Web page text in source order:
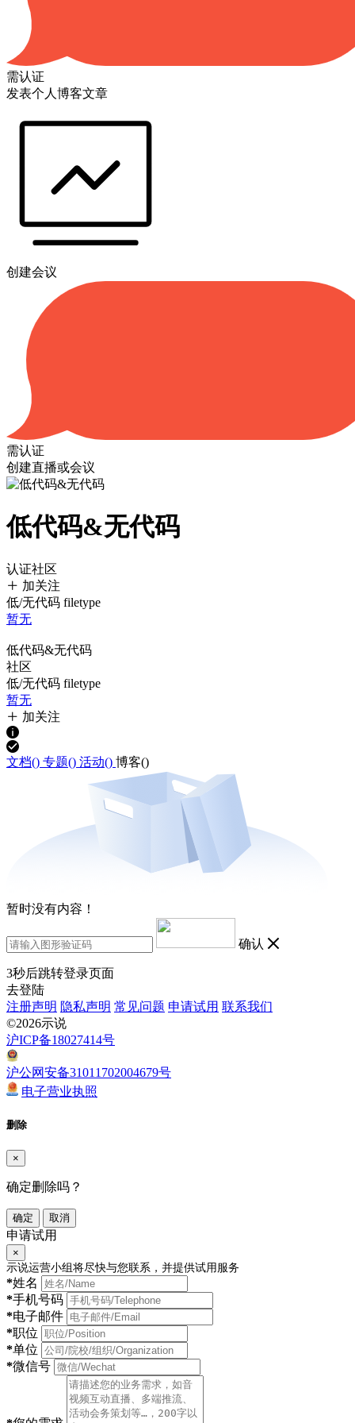
需认证
发表个人博客文章
创建会议
需认证
创建直播或会议
低代码&无代码
认证社区
加关注
低/无代码 filetype
暂无
低代码&无代码
社区
低/无代码 filetype
暂无
加关注
文档() 专题() 活动() 博客()
暂时没有内容！
确认
3秒后跳转登录页面
去登陆
注册声明 隐私声明 常见问题 申请试用 联系我们
©2026示说
沪ICP备18027414号
沪公网安备31011702004679号
电子营业执照
删除
×
确定删除吗？
确定 取消
申请试用
×
示说运营小组将尽快与您联系，并提供试用服务
*姓名
*手机号码
*电子邮件
*职位
*单位
*微信号